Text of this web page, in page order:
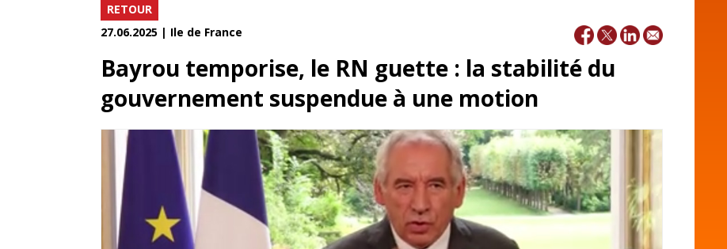
RETOUR
27.06.2025 | Ile de France
Bayrou temporise, le RN guette : la stabilité du
gouvernement suspendue à une motion